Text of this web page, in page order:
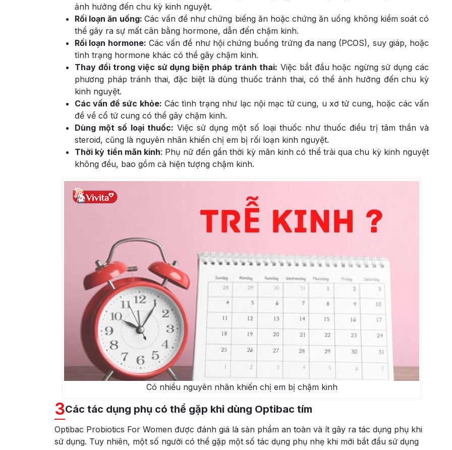
ảnh hưởng đến chu kỳ kinh nguyệt.
Rối loạn ăn uống: Các vấn đề như chứng biếng ăn hoặc chứng ăn uống không kiểm soát có
thể gây ra sự mất cân bằng hormone, dẫn đến chậm kinh.
Rối loạn hormone: Các vấn đề như hội chứng buồng trứng đa nang (PCOS), suy giáp, hoặc
tình trạng hormone khác có thể gây chậm kinh.
Thay đổi trong việc sử dụng biện pháp tránh thai: Việc bắt đầu hoặc ngừng sử dụng các
phương pháp tránh thai, đặc biệt là dùng thuốc tránh thai, có thể ảnh hưởng đến chu kỳ
kinh nguyệt.
Các vấn đề sức khỏe: Các tình trạng như lạc nội mạc tử cung, u xơ tử cung, hoặc các vấn
đề về cổ tử cung có thể gây chậm kinh.
Dùng một số loại thuốc: Việc sử dụng một số loại thuốc như thuốc điều trị tâm thần và
steroid, cũng là nguyên nhân khiến chị em bị rối loạn kinh nguyệt.
Thời kỳ tiền mãn kinh: Phụ nữ đến gần thời kỳ mãn kinh có thể trải qua chu kỳ kinh nguyệt
không đều, bao gồm cả hiện tượng chậm kinh.
Có nhiều nguyên nhân khiến chị em bị chậm kinh
3Các tác dụng phụ có thể gặp khi dùng Optibac tím
Optibac Probiotics For Women được đánh giá là sản phẩm an toàn và ít gây ra tác dụng phụ khi
sử dụng. Tuy nhiên, một số người có thể gặp một số tác dụng phụ nhẹ khi mới bắt đầu sử dụng